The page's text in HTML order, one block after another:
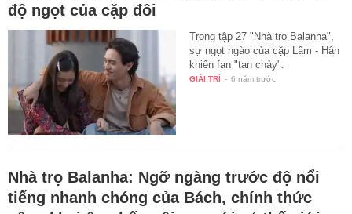
độ ngọt của cặp đôi
Trong tập 27 "Nhà trọ Balanha",
sự ngọt ngào của cặp Lâm - Hân
khiến fan "tan chảy".
GIẢI TRÍ - 6 năm trước
Nhà trọ Balanha: Ngỡ ngàng trước độ nổi
tiếng nhanh chóng của Bách, chính thức